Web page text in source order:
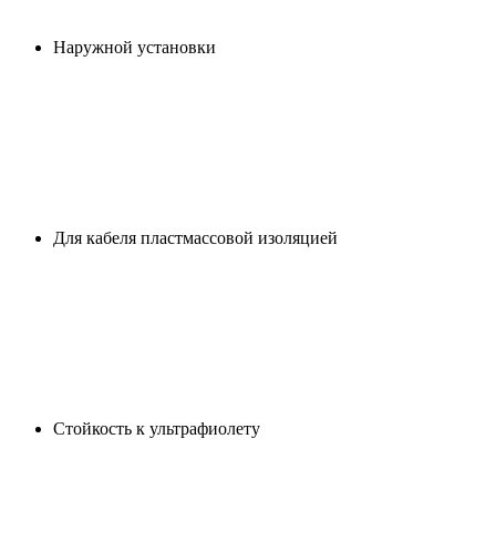
Наружной установки
Для кабеля пластмассовой изоляцией
Стойкость к ультрафиолету